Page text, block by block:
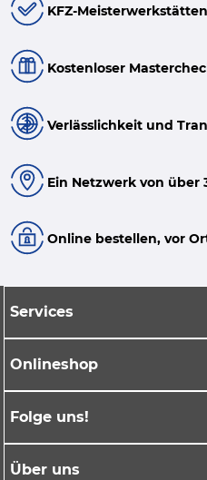
KFZ-Meisterwerkstätten
Kostenloser
Verlässlichkeit und
Ein Netzwerk von über
Online bestellen, vor
Services
Onlineshop
Folge uns!
Über uns